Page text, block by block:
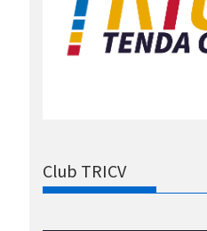
Club TRICV